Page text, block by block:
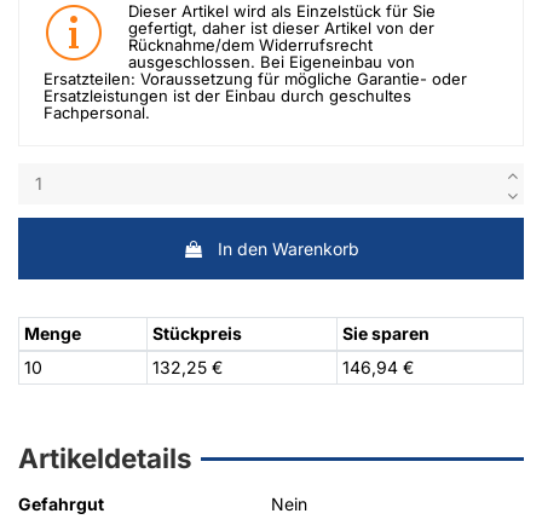
Dieser Artikel wird als Einzelstück für Sie
gefertigt, daher ist dieser Artikel von der
Rücknahme/dem Widerrufsrecht
ausgeschlossen. Bei Eigeneinbau von
Ersatzteilen: Voraussetzung für mögliche Garantie- oder
Ersatzleistungen ist der Einbau durch geschultes
Fachpersonal.
In den Warenkorb
Menge Stückpreis
Sie sparen
10
132,25 € 146,94 €
Artikeldetails
Gefahrgut Nein